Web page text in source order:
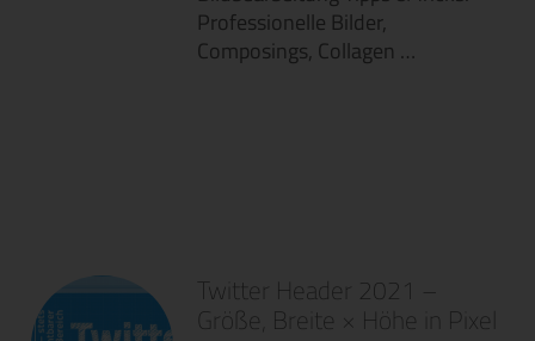
Professionelle Bilder,
Composings, Collagen …
Twitter Header 2021 –
Größe, Breite × Höhe in Pixel